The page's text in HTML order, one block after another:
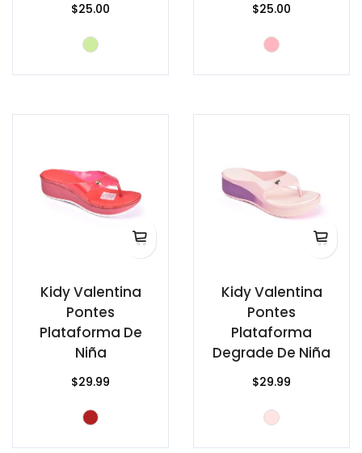
$25.00 $25.00
Kidy Valentina
Pontes
Plataforma De
Niña
$29.99
Kidy Valentina
Pontes
Plataforma
Degrade De Niña
$29.99